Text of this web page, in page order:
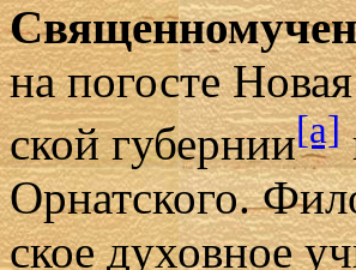
на по­го­сте
ской гу­бер­нии[a]
Ор­нат­ско­го.
ское ду­хов­ное